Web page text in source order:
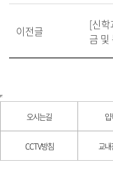
이전글
[신
금 및
오시는길
CCTV방침 교내